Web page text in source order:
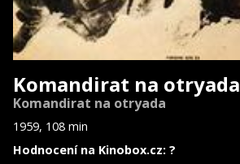
Komandirat na otryada
Komandirat na otryada
1959, 108 min
Hodnocení na Kinobox.cz: ?